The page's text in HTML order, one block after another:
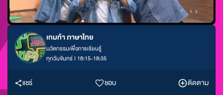
เกมท้า ภาษาไทย
นวัตกรรมเพื่อการเรียนรู้
ทุกวันจันทร์ I 18:15-18:35
แชร์ ชอบ ติดตาม